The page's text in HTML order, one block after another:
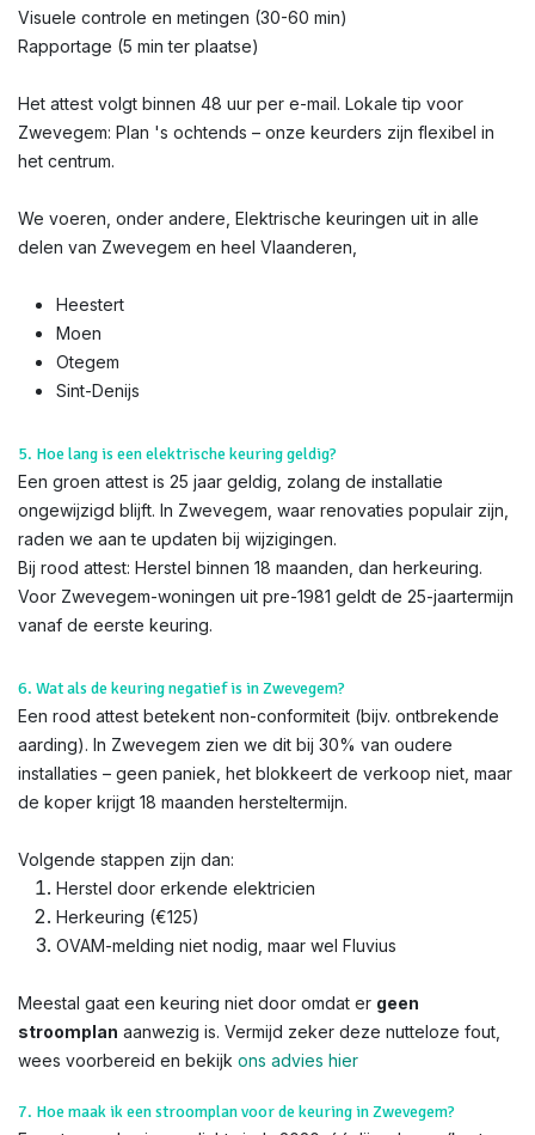
Visuele controle en metingen (30-60 min)
Rapportage (5 min ter plaatse)
Het attest volgt binnen 48 uur per e-mail. Lokale tip voor
Zwevegem: Plan 's ochtends – onze keurders zijn flexibel in
het centrum.
We voeren, onder andere, Elektrische keuringen uit in alle
delen van Zwevegem en heel Vlaanderen,
Heestert
Moen
Otegem
Sint-Denijs
5. Hoe lang is een elektrische keuring geldig?
Een groen attest is 25 jaar geldig, zolang de installatie
ongewijzigd blijft. In Zwevegem, waar renovaties populair zijn,
raden we aan te updaten bij wijzigingen.
Bij rood attest: Herstel binnen 18 maanden, dan herkeuring.
Voor Zwevegem-woningen uit pre-1981 geldt de 25-jaartermijn
vanaf de eerste keuring.
6. Wat als de keuring negatief is in Zwevegem?
Een rood attest betekent non-conformiteit (bijv. ontbrekende
aarding). In Zwevegem zien we dit bij 30% van oudere
installaties – geen paniek, het blokkeert de verkoop niet, maar
de koper krijgt 18 maanden hersteltermijn.
Volgende stappen zijn dan:
Herstel door erkende elektricien
Herkeuring (€125)
OVAM-melding niet nodig, maar wel Fluvius
Meestal gaat een keuring niet door omdat er geen
stroomplan aanwezig is. Vermijd zeker deze nutteloze fout,
wees voorbereid en bekijk ons advies hier
7. Hoe maak ik een stroomplan voor de keuring in Zwevegem?